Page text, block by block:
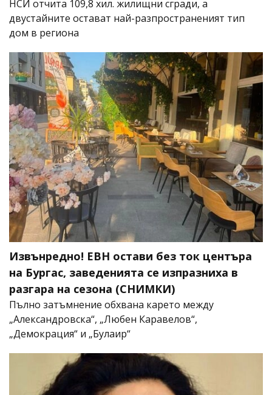
НСИ отчита 109,8 хил. жилищни сгради, а
двустайните остават най-разпространеният тип
дом в региона
Извънредно! ЕВН остави без ток центъра
на Бургас, заведенията се изпразниха в
разгара на сезона (СНИМКИ)
Пълно затъмнение обхвана карето между
„Александровска“, „Любен Каравелов“,
„Демокрация“ и „Булаир“